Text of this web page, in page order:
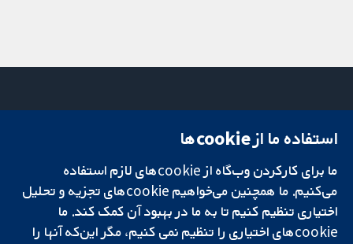
تحقیقات قابل
اعتماد.
تصمیم‌گیری آگاهانه.
سلامت بهتر.
میدان کاوندیش
لندن
W1G 0AN
بریتانیا
دفتر رسانه‌ای
درباره ما
فرصت‌های
شغلی
Cochrane
استفاده ما از cookie‌ها
ما برای کارکردن وب‌گاه از cookie‌های لازم استفاده
می‌کنیم. ما همچنین می‌خواهیم cookie‌های تجزیه و تحلیل
اختیاری تنظیم کنیم تا به ما در بهبود آن کمک کند. ما
cookie‌های اختیاری را تنظیم نمی کنیم، مگر این‌که آنها را